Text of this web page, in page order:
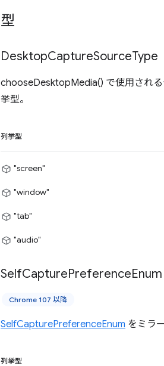
型
DesktopCaptureSourceType
chooseDesktopMedia() で使用され
挙型。
列挙型
"screen"
"window"
"tab"
"audio"
SelfCapturePreferenceEnum
Chrome 107 以降
SelfCapturePreferenceEnum をミラ
列挙型